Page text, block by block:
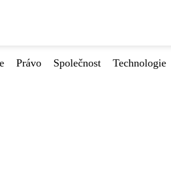
Právo Společnost Technologie